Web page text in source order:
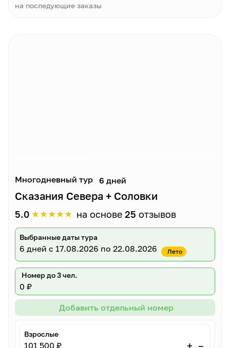
на последующие заказы
Многодневный тур 6 дней
Сказания Севера + Соловки
5.0 ★★★★★ на основе 25 отзывов
Выбранные даты тура
6 дней с 17.08.2026 по 22.08.2026 Лето
Номер до 3 чел.
0 ₽
Добавить отдельный номер
Взрослые
101 500 ₽ + –